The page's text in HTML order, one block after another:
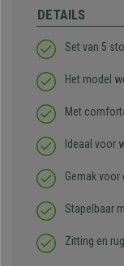
DETAILS
Set van 5
Het model
Met
Ideaal voor
Gemak voor
Stapelbaar
Zitting en